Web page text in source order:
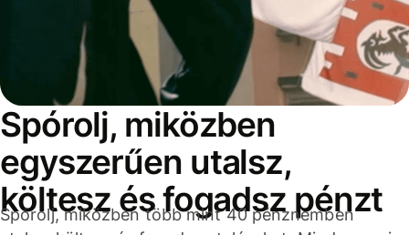
Spórolj, miközben
egyszerűen utalsz,
költesz és fogadsz pénzt
Spórolj, miközben több mint 40 pénznemben